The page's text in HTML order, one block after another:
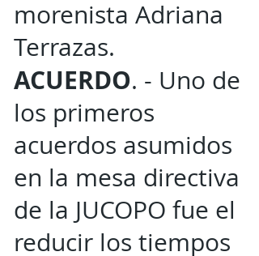
morenista Adriana
Terrazas.
ACUERDO. - Uno de
los primeros
acuerdos asumidos
en la mesa directiva
de la JUCOPO fue el
reducir los tiempos